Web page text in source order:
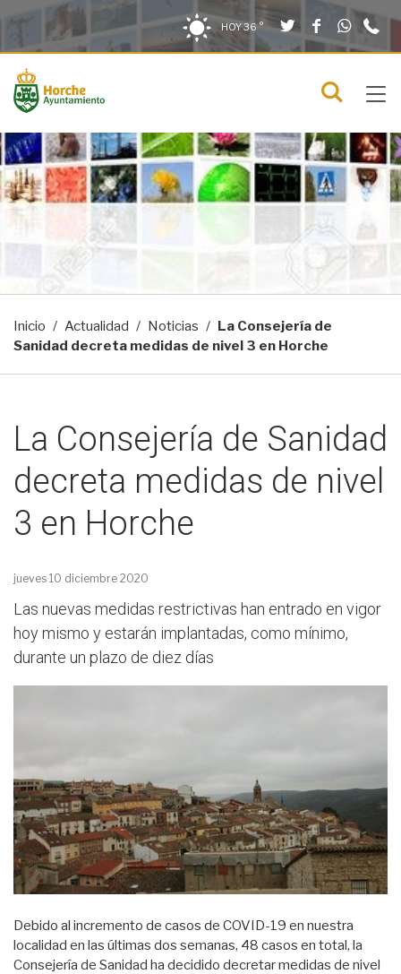
Saltar al contenido
Saltar a la navegación
Información de contacto HOY36 ° TwitterFacebook
menú
Inicio Actualidad Noticias
La Consejería de
Sanidad decreta medidas de nivel 3 en Horche
La Consejería de Sanidad
decreta medidas de nivel
3 en Horche
jueves 10 diciembre 2020
Las nuevas medidas restrictivas han entrado en vigor
hoy mismo y estarán implantadas, como mínimo,
durante un plazo de diez días
Debido al incremento de casos de COVID-19 en nuestra
localidad en las últimas dos semanas, 48 casos en total, la
Consejería de Sanidad ha decidido decretar medidas de nivel